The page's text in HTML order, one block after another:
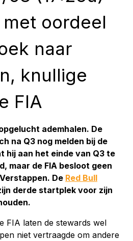
met oordeel
naar
knullige
FIA
ademhalen. De
na Q3 nog melden bij de
hij aan het einde van Q3 te
maar de FIA besloot geen
De Red Bull
derde startplek voor zijn
FIA laten de stewards wel
niet vertraagde om andere